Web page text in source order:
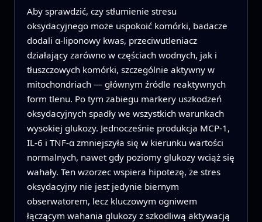
Aby sprawdzić, czy stłumienie stresu
oksydacyjnego może uspokoić komórki, badacze
dodali α-liponowy kwas, przeciwutleniacz
działający zarówno w częściach wodnych, jak i
tłuszczowych komórki, szczególnie aktywny w
mitochondriach — głównym źródle reaktywnych
form tlenu. Po tym zabiegu markery uszkodzeń
oksydacyjnych spadły we wszystkich warunkach
wysokiej glukozy. Jednocześnie produkcja MCP-1,
IL-6 i TNF-α zmniejszyła się w kierunku wartości
normalnych, nawet gdy poziomy glukozy wciąż się
wahały. Ten wzorzec wspiera hipotezę, że stres
oksydacyjny nie jest jedynie biernym
obserwatorem, lecz kluczowym ogniwem
łączącym wahania glukozy z szkodliwą aktywacją